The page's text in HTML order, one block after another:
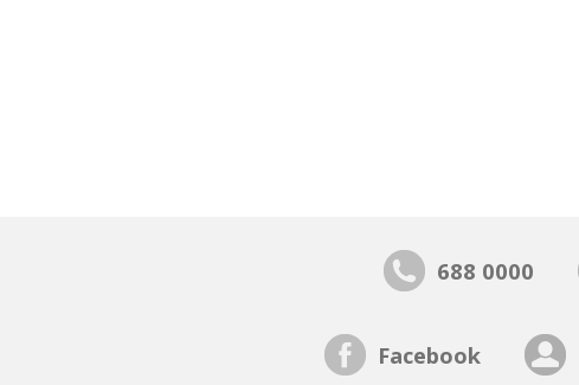
688 0000
Facebook